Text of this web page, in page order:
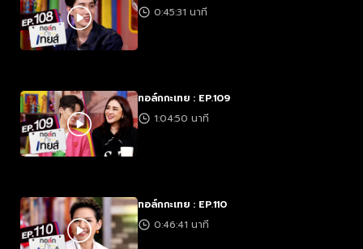
0:45:31 นาที
ทอล์กกะเทย : EP.109
1:04:50 นาที
ทอล์กกะเทย : EP.110
0:46:41 นาที